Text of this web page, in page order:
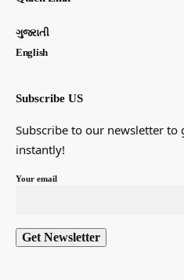
ગુજરાતી
English
Subscribe US
Subscribe to our newsletter to
instantly!
Your email